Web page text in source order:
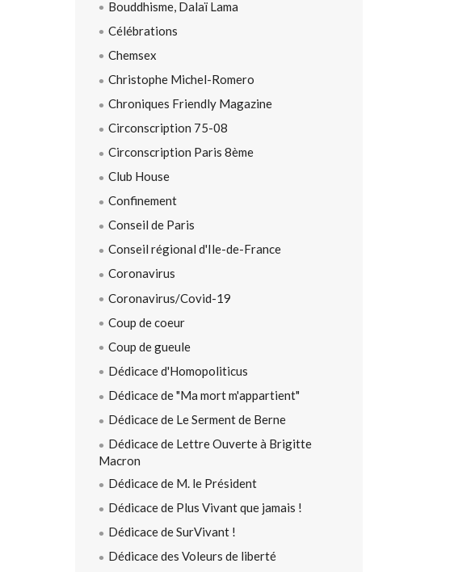
Bouddhisme, Dalaï Lama
Célébrations
Chemsex
Christophe Michel-Romero
Chroniques Friendly Magazine
Circonscription 75-08
Circonscription Paris 8ème
Club House
Confinement
Conseil de Paris
Conseil régional d'Ile-de-France
Coronavirus
Coronavirus/Covid-19
Coup de coeur
Coup de gueule
Dédicace d'Homopoliticus
Dédicace de "Ma mort m'appartient"
Dédicace de Le Serment de Berne
Dédicace de Lettre Ouverte à Brigitte
Macron
Dédicace de M. le Président
Dédicace de Plus Vivant que jamais !
Dédicace de SurVivant !
Dédicace des Voleurs de liberté